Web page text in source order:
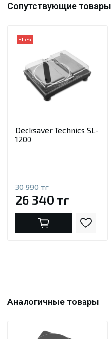
Сопутствующие товары
-15%
Decksaver Technics SL-
1200
30 990 тг
26 340 тг
Аналогичные товары